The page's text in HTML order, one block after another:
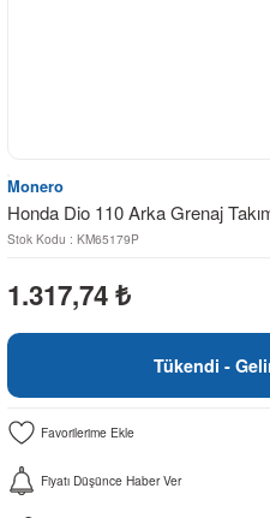
Monero
Honda Dio 110 Arka Grenaj
Stok Kodu : KM65179P
1.317,74 ₺
Tükendi -
Fiyatı Düşünce Haber Ver